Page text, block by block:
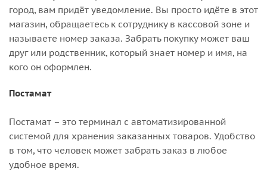
город, вам придёт уведомление. Вы просто идёте в этот
магазин, обращаетесь к сотруднику в кассовой зоне и
называете номер заказа. Забрать покупку может ваш
друг или родственник, который знает номер и имя, на
кого он оформлен.
Постамат
Постамат – это терминал с автоматизированной
системой для хранения заказанных товаров. Удобство
в том, что человек может забрать заказ в любое
удобное время.